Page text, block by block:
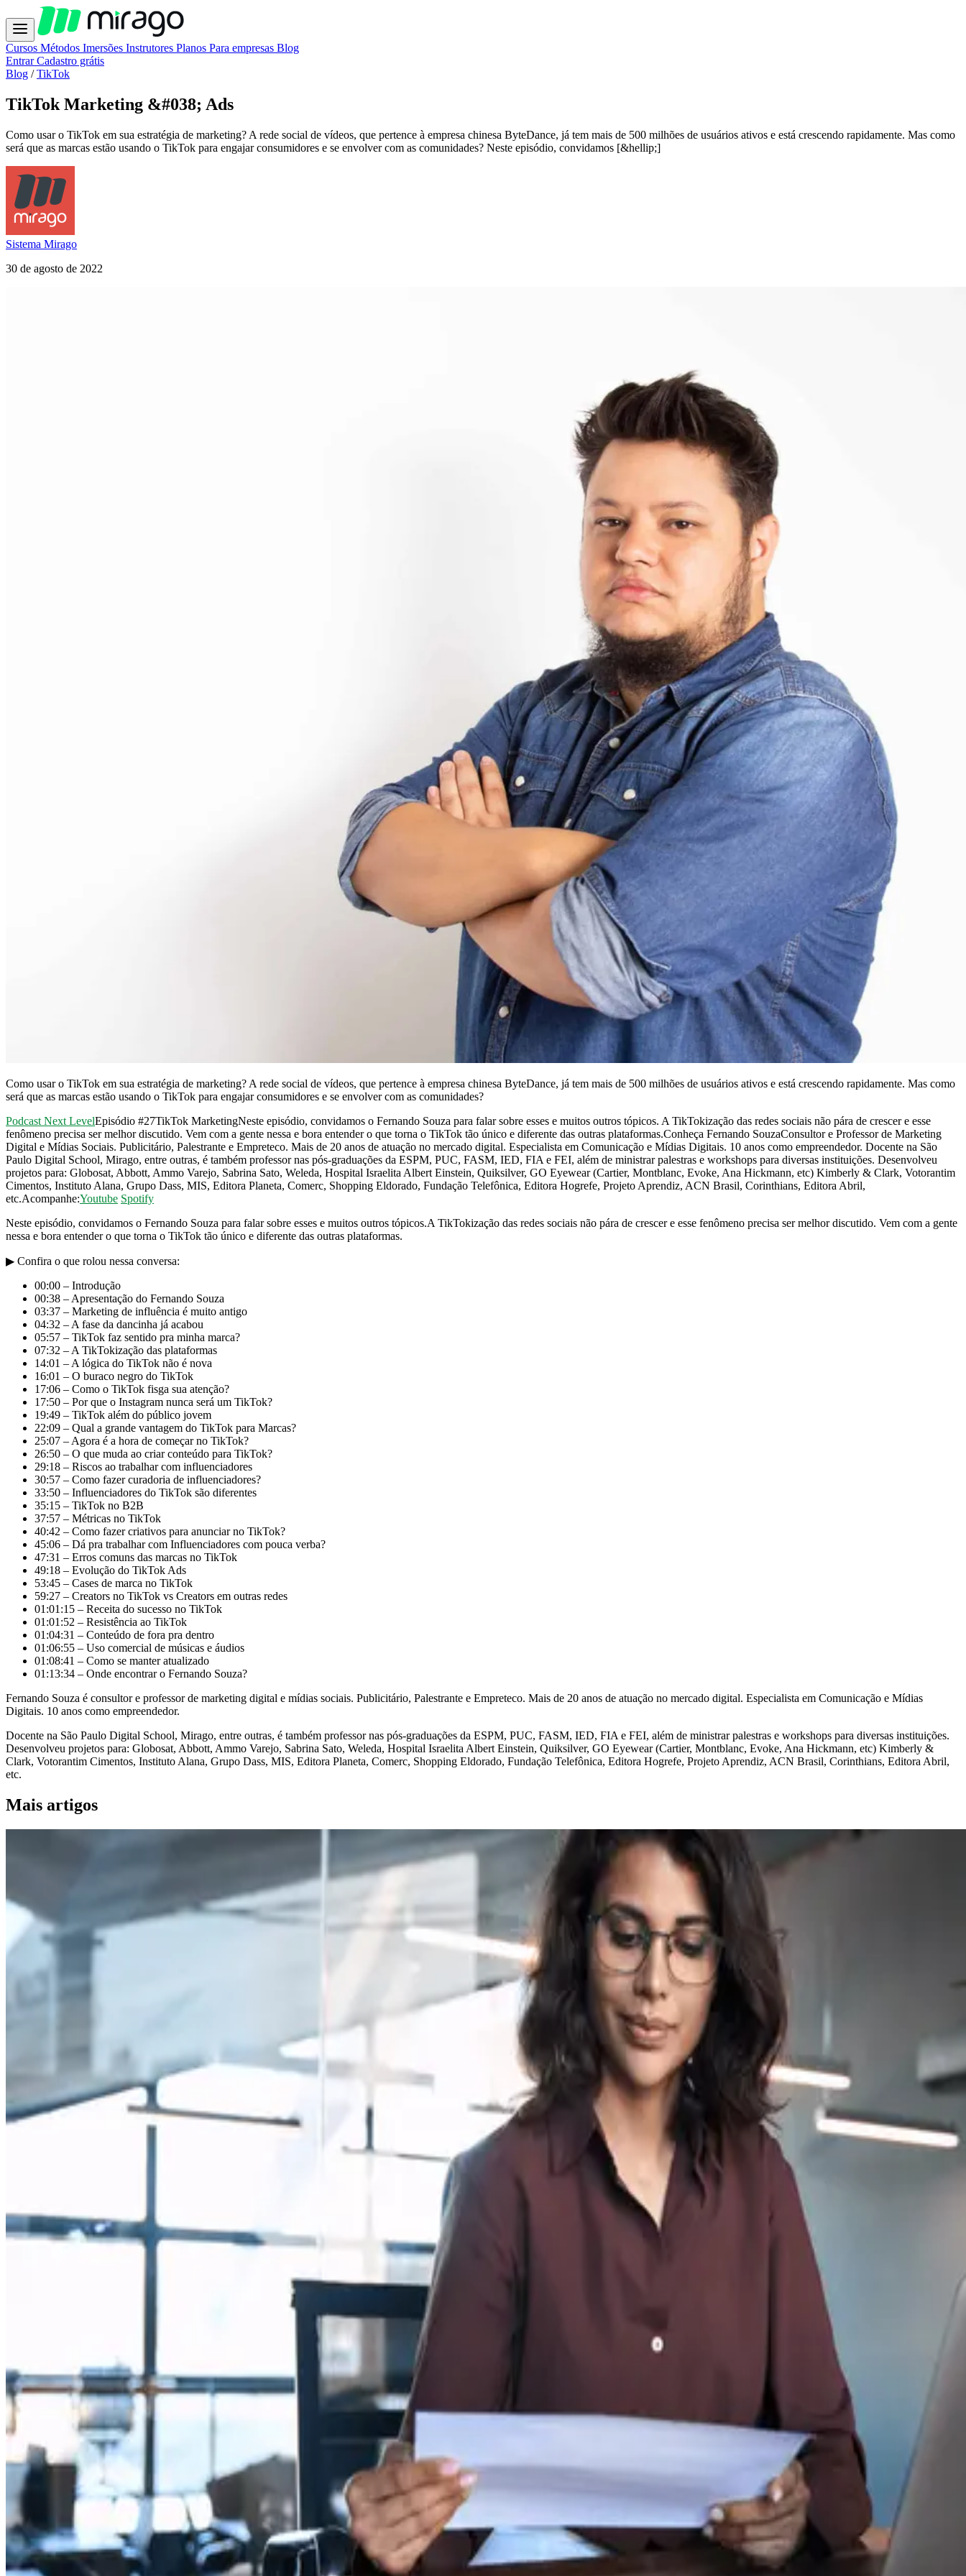
Cursos Métodos Imersões Instrutores Planos Para empresas Blog
EntrarCadastro grátis
Blog / TikTok
TikTok Marketing &#038; Ads
Como usar o TikTok em sua estratégia de marketing? A rede social de vídeos, que pertence à empresa chinesa ByteDance, já tem mais de 500 milhões de usuários ativos e está crescendo rapidamente. Mas como
será que as marcas estão usando o TikTok para engajar consumidores e se envolver com as comunidades? Neste episódio, convidamos [&hellip;]
Sistema Mirago
30 de agosto de 2022
Como usar o TikTok em sua estratégia de marketing? A rede social de vídeos, que pertence à empresa chinesa ByteDance, já tem mais de 500 milhões de usuários ativos e está crescendo rapidamente. Mas como
será que as marcas estão usando o TikTok para engajar consumidores e se envolver com as comunidades?
Podcast Next LevelEpisódio #27TikTok MarketingNeste episódio, convidamos o Fernando Souza para falar sobre esses e muitos outros tópicos. A TikTokização das redes sociais não pára de crescer e esse
fenômeno precisa ser melhor discutido. Vem com a gente nessa e bora entender o que torna o TikTok tão único e diferente das outras plataformas.Conheça Fernando SouzaConsultor e Professor de Marketing
Digital e Mídias Sociais. Publicitário, Palestrante e Empreteco. Mais de 20 anos de atuação no mercado digital. Especialista em Comunicação e Mídias Digitais. 10 anos como empreendedor. Docente na São
Paulo Digital School, Mirago, entre outras, é também professor nas pós-graduações da ESPM, PUC, FASM, IED, FIA e FEI, além de ministrar palestras e workshops para diversas instituições. Desenvolveu
projetos para: Globosat, Abbott, Ammo Varejo, Sabrina Sato, Weleda, Hospital Israelita Albert Einstein, Quiksilver, GO Eyewear (Cartier, Montblanc, Evoke, Ana Hickmann, etc) Kimberly & Clark, Votorantim
Cimentos, Instituto Alana, Grupo Dass, MIS, Editora Planeta, Comerc, Shopping Eldorado, Fundação Telefônica, Editora Hogrefe, Projeto Aprendiz, ACN Brasil, Corinthians, Editora Abril,
etc.Acompanhe:Youtube Spotify
Neste episódio, convidamos o Fernando Souza para falar sobre esses e muitos outros tópicos.A TikTokização das redes sociais não pára de crescer e esse fenômeno precisa ser melhor discutido. Vem com a gente
nessa e bora entender o que torna o TikTok tão único e diferente das outras plataformas.
▶ Confira o que rolou nessa conversa:
00:00 – Introdução
00:38 – Apresentação do Fernando Souza
03:37 – Marketing de influência é muito antigo
04:32 – A fase da dancinha já acabou
05:57 – TikTok faz sentido pra minha marca?
07:32 – A TikTokização das plataformas
14:01 – A lógica do TikTok não é nova
16:01 – O buraco negro do TikTok
17:06 – Como o TikTok fisga sua atenção?
17:50 – Por que o Instagram nunca será um TikTok?
19:49 – TikTok além do público jovem
22:09 – Qual a grande vantagem do TikTok para Marcas?
25:07 – Agora é a hora de começar no TikTok?
26:50 – O que muda ao criar conteúdo para TikTok?
29:18 – Riscos ao trabalhar com influenciadores
30:57 – Como fazer curadoria de influenciadores?
33:50 – Influenciadores do TikTok são diferentes
35:15 – TikTok no B2B
37:57 – Métricas no TikTok
40:42 – Como fazer criativos para anunciar no TikTok?
45:06 – Dá pra trabalhar com Influenciadores com pouca verba?
47:31 – Erros comuns das marcas no TikTok
49:18 – Evolução do TikTok Ads
53:45 – Cases de marca no TikTok
59:27 – Creators no TikTok vs Creators em outras redes
01:01:15 – Receita do sucesso no TikTok
01:01:52 – Resistência ao TikTok
01:04:31 – Conteúdo de fora pra dentro
01:06:55 – Uso comercial de músicas e áudios
01:08:41 – Como se manter atualizado
01:13:34 – Onde encontrar o Fernando Souza?
Fernando Souza é consultor e professor de marketing digital e mídias sociais. Publicitário, Palestrante e Empreteco. Mais de 20 anos de atuação no mercado digital. Especialista em Comunicação e Mídias
Digitais. 10 anos como empreendedor.
Docente na São Paulo Digital School, Mirago, entre outras, é também professor nas pós-graduações da ESPM, PUC, FASM, IED, FIA e FEI, além de ministrar palestras e workshops para diversas instituições.
Desenvolveu projetos para: Globosat, Abbott, Ammo Varejo, Sabrina Sato, Weleda, Hospital Israelita Albert Einstein, Quiksilver, GO Eyewear (Cartier, Montblanc, Evoke, Ana Hickmann, etc) Kimberly &
Clark, Votorantim Cimentos, Instituto Alana, Grupo Dass, MIS, Editora Planeta, Comerc, Shopping Eldorado, Fundação Telefônica, Editora Hogrefe, Projeto Aprendiz, ACN Brasil, Corinthians, Editora Abril,
etc.
Mais artigos